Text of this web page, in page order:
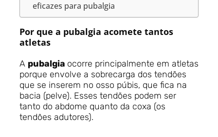
eficazes para pubalgia
Por que a pubalgia acomete tantos
atletas
A pubalgia ocorre principalmente em atletas
porque envolve a sobrecarga dos tendões
que se inserem no osso púbis, que fica na
bacia (pelve). Esses tendões podem ser
tanto do abdome quanto da coxa (os
tendões adutores).